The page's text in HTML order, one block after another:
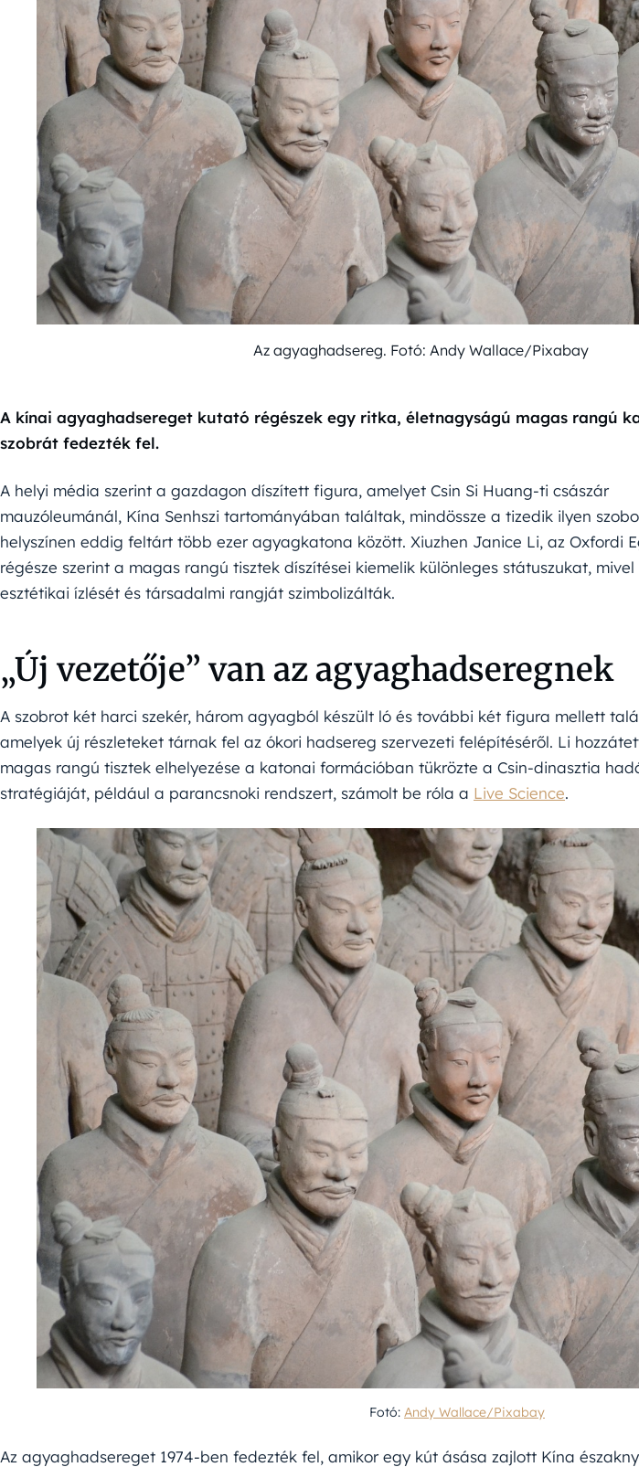
Az agyaghadsereg. Fotó: Andy Wallace/Pixabay
A kínai agyaghadsereget kutató régészek egy ritka, életnagyságú magas rangú
szobrát fedezték fel.
A helyi média szerint a gazdagon díszített figura, amelyet Csin Si Huang-ti császár
mauzóleumánál, Kína Senhszi tartományában találtak, mindössze a tizedik ilyen
helyszínen eddig feltárt több ezer agyagkatona között. Xiuzhen Janice Li, az Oxfordi
régésze szerint a magas rangú tisztek díszítései kiemelik különleges státuszukat,
esztétikai ízlését és társadalmi rangját szimbolizálták.
„Új vezetője” van az agyaghadseregnek
A szobrot két harci szekér, három agyagból készült ló és további két figura mellett
amelyek új részleteket tárnak fel az ókori hadsereg szervezeti felépítéséről. Li
magas rangú tisztek elhelyezése a katonai formációban tükrözte a Csin-dinasztia
stratégiáját, például a parancsnoki rendszert, számolt be róla a Live Science.
Fotó: Andy Wallace/Pixabay
Az agyaghadsereget 1974-ben fedezték fel, amikor egy kút ásása zajlott Kína